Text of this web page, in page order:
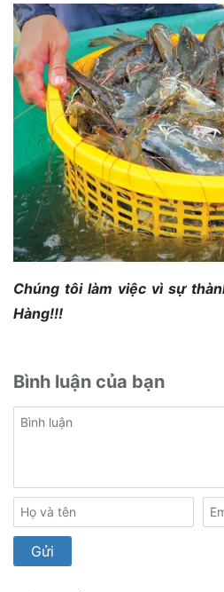
Chúng tôi làm việc vì sự
Hàng!!!
Bình luận của bạn